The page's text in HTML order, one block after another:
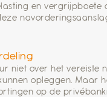
en vergrijpboete
niet over het vereiste
opleggen. Maar
op de